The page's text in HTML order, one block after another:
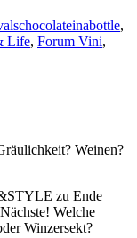
chocolateinabottle,
Life, Forum Vini,
Weinen?
zu Ende
Welche
Winzersekt?